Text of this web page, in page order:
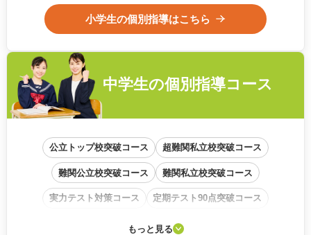
小学生の個別指導はこちら
中学生の個別指導コース
公立トップ校突破コース 超難関私立校突破コース
難関公立校突破コース 難関私立校突破コース
実力テスト対策コース 定期テスト90点突破コース
学校内容準拠コース 基礎から始めるコース
もっと見る